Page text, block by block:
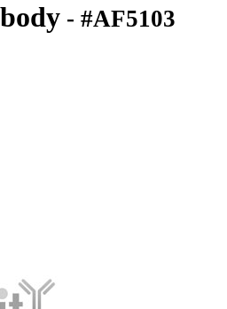
- #AF5103